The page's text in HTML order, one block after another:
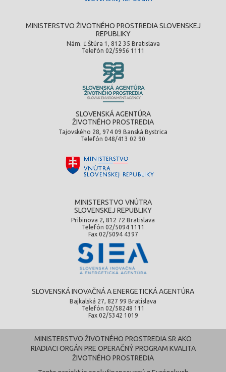
MINISTERSTVO ŽIVOTNÉHO PROSTREDIA SLOVENSKEJ
REPUBLIKY
Nám. Ľ.Štúra 1, 812 35 Bratislava
Telefón 02/5956 1111
SLOVENSKÁ AGENTÚRA
ŽIVOTNÉHO PROSTREDIA
Tajovského 28, 974 09 Banská Bystrica
Telefón 048/413 02 90
MINISTERSTVO VNÚTRA
SLOVENSKEJ REPUBLIKY
Pribinova 2, 812 72 Bratislava
Telefón 02/5094 1111
Fax 02/5094 4397
SLOVENSKÁ INOVAČNÁ A ENERGETICKÁ AGENTÚRA
Bajkalská 27, 827 99 Bratislava
Telefón 02/58248 111
Fax 02/5342 1019
MINISTERSTVO ŽIVOTNÉHO PROSTREDIA SR AKO
RIADIACI ORGÁN PRE OPERAČNÝ PROGRAM KVALITA
ŽIVOTNÉHO PROSTREDIA